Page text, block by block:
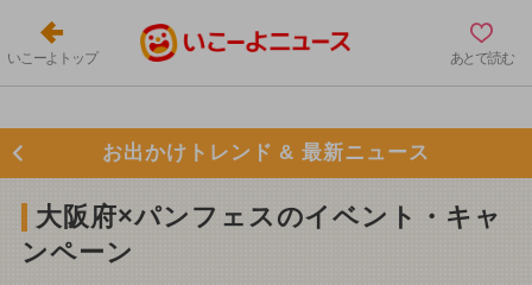
いこーよトップ あとで読む
お出かけトレンド & 最新ニュース
大阪府×パンフェスのイベント・キャ
ンペーン